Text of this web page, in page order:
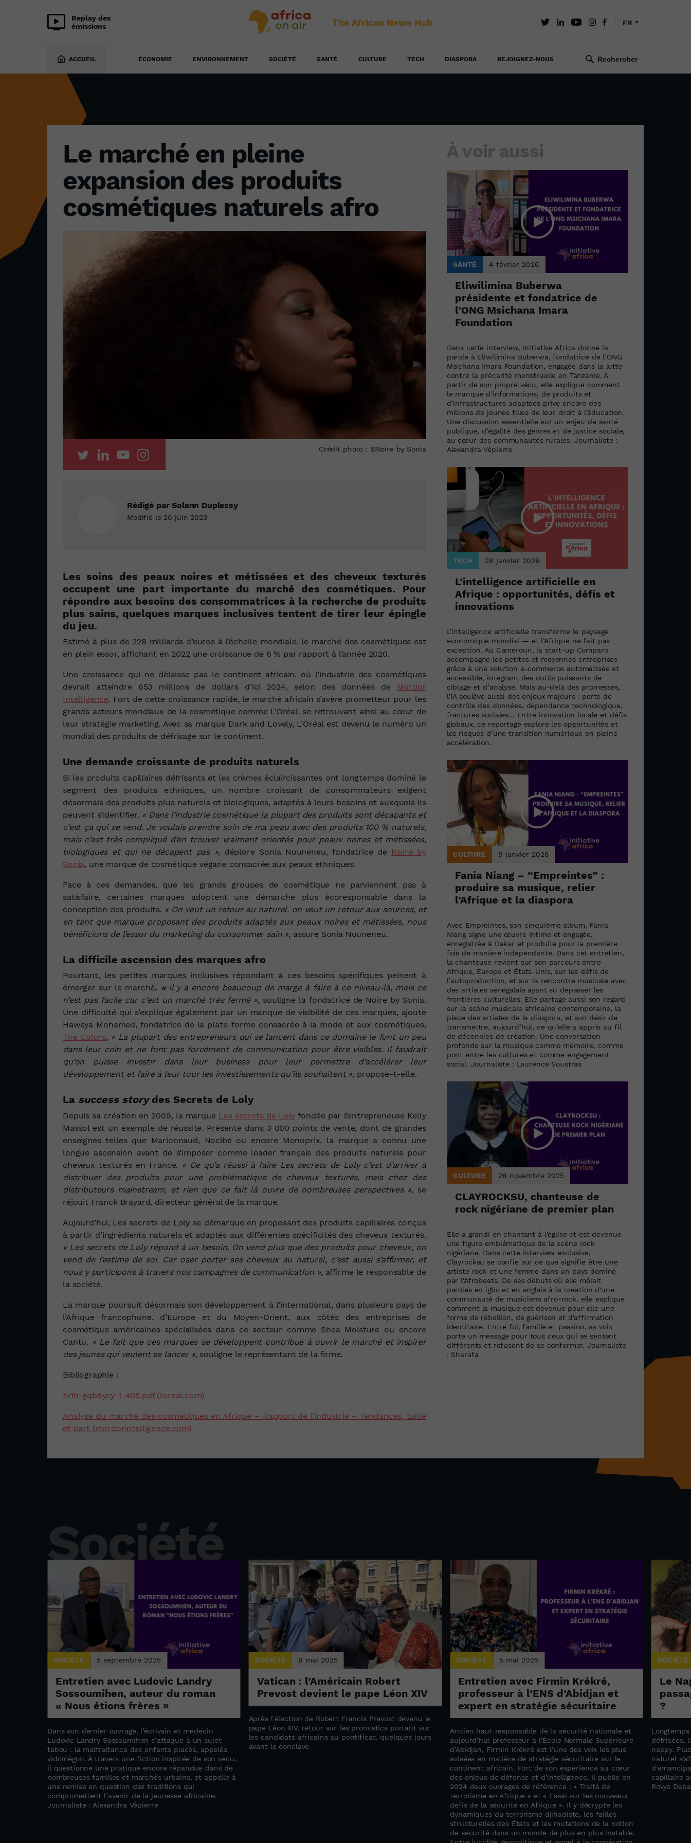
Replay des
émissions
The African News Hub FR
ACCUEIL ÉCONOMIE ENVIRONNEMENT SOCIÉTÉ SANTÉ CULTURE TECH DIASPORA REJOIGNEZ-NOUS
Le marché en pleine
expansion des produits
cosmétiques naturels afro
Crédit photo : ©Noire by Sonia
Rédigé par Solenn Duplessy
Modifié le 20 juin 2023
Les soins des peaux noires et métissées et des cheveux texturés
occupent une part importante du marché des cosmétiques. Pour
répondre aux besoins des consommatrices à la recherche de produits
plus sains, quelques marques inclusives tentent de tirer leur épingle
du jeu.
Estimé à plus de 228 milliards d’euros à l’échelle mondiale, le marché des cosmétiques est
en plein essor, affichant en 2022 une croissance de 6 % par rapport à l’année 2020.
Une croissance qui ne délaisse pas le continent africain, où l’industrie des cosmétiques
devrait atteindre 653 millions de dollars d’ici 2024, selon des données de
Mordor
Intelligence. Fort de cette croissance rapide, le marché africain s’avère prometteur pour les
grands acteurs mondiaux de la cosmétique comme L’Oréal, se retrouvant ainsi au cœur de
leur stratégie marketing. Avec sa marque Dark and Lovely, L’Oréal est devenu le numéro un
mondial des produits de défrisage sur le continent.
Une demande croissante de produits naturels
Si les produits capillaires défrisants et les crèmes éclaircissantes ont longtemps dominé le
segment des produits ethniques, un nombre croissant de consommateurs exigent
désormais des produits plus naturels et biologiques, adaptés à leurs besoins et auxquels ils
peuvent s’identifier. « Dans l’industrie cosmétique la plupart des produits sont décapants et
c’est ça qui se vend. Je voulais prendre soin de ma peau avec des produits 100 % naturels,
mais c’est très compliqué d’en trouver vraiment orientés pour peaux noires et métissées,
biologiques et qui ne décapent pas », déplore Sonia Nouneneu, fondatrice de Noire by
Sonia, une marque de cosmétique végane consacrée aux peaux ethniques.
Face à ces demandes, que les grands groupes de cosmétique ne parviennent pas à
satisfaire, certaines marques adoptent une démarche plus écoresponsable dans la
conception des produits. « On veut un retour au naturel, on veut un retour aux sources, et
en tant que marque proposant des produits adaptés aux peaux noires et métissées, nous
bénéficions de l’essor du marketing du consommer sain », assure Sonia Nouneneu.
La difficile ascension des marques afro
Pourtant, les petites marques inclusives répondant à ces besoins spécifiques peinent à
émerger sur le marché. « Il y a encore beaucoup de marge à faire à ce niveau-là, mais ce
n’est pas facile car c’est un marché très fermé », souligne la fondatrice de Noire by Sonia.
Une difficulté qui s’explique également par un manque de visibilité de ces marques, ajoute
Haweya Mohamed, fondatrice de la plate-forme consacrée à la mode et aux cosmétiques,
The Colors, « La plupart des entrepreneurs qui se lancent dans ce domaine le font un peu
dans leur coin et ne font pas forcément de communication pour être visibles. Il faudrait
qu’on puisse investir dans leur business pour leur permettre d’accélérer leur
développement et faire à leur tour les investissements qu’ils souhaitent », propose-t-elle.
La success storydes Secrets de Loly
Depuis sa création en 2009, la marque Les secrets de Loly fondée par l’entrepreneuse Kelly
Massol est un exemple de réussite. Présente dans 3 000 points de vente, dont de grandes
enseignes telles que Marionnaud, Nocibé ou encore Monoprix, la marque a connu une
longue ascension avant de s’imposer comme leader français des produits naturels pour
cheveux texturés en France. « Ce qu’a réussi à faire Les secrets de Loly c’est d’arriver à
distribuer des produits pour une problématique de cheveux texturés, mais chez des
distributeurs mainstream, et rien que ce fait là ouvre de nombreuses perspectives », se
réjouit Franck Brayard, directeur général de la marque.
Aujourd’hui, Les secrets de Loly se démarque en proposant des produits capillaires conçus
à partir d’ingrédients naturels et adaptés aux différentes spécificités des cheveux texturés.
« Les secrets de Loly répond à un besoin. On vend plus que des produits pour cheveux, on
vend de l’estime de soi. Car oser porter ses cheveux au naturel, c’est aussi s’affirmer, et
nous y participons à travers nos campagnes de communication », affirme le responsable de
la société.
La marque poursuit désormais son développement à l’international, dans plusieurs pays de
l’Afrique francophone, d’Europe et du Moyen-Orient, aux côtés des entreprises de
cosmétique américaines spécialisées dans ce secteur comme Shea Moisture ou encore
Cantu. « Le fait que ces marques se développent contribue à ouvrir le marché et inspirer
des jeunes qui veulent se lancer », souligne le représentant de la firme.
Bibliographie :
tv1h-gqb8ycy-1-405.pdf (loreal.com)
Analyse du marché des cosmétiques en Afrique – Rapport de l’industrie – Tendances, taille
et part (mordorintelligence.com)
À voir aussi
SANTÉ 4 février 2026
Eliwilimina Buberwa
présidente et fondatrice de
l’ONG Msichana Imara
Foundation
Dans cette interview, Initiative Africa donne la
parole à Eliwilimina Buberwa, fondatrice de l’ONG
Msichana Imara Foundation, engagée dans la lutte
contre la précarité menstruelle en Tanzanie. À
partir de son propre vécu, elle explique comment
le manque d’informations, de produits et
d’infrastructures adaptées prive encore des
millions de jeunes filles de leur droit à l’éducation.
Une discussion essentielle sur un enjeu de santé
publique, d’égalité des genres et de justice sociale,
au cœur des communautés rurales. Journaliste :
Alexandra Vépierre
TECH 28 janvier 2026
L’intelligence artificielle en
Afrique : opportunités, défis et
innovations
L’intelligence artificielle transforme le paysage
économique mondial — et l’Afrique ne fait pas
exception. Au Cameroun, la start-up Comparo
accompagne les petites et moyennes entreprises
grâce à une solution e-commerce automatisée et
accessible, intégrant des outils puissants de
ciblage et d’analyse. Mais au-delà des promesses,
l’IA soulève aussi des enjeux majeurs : perte de
contrôle des données, dépendance technologique,
fractures sociales... Entre innovation locale et défis
globaux, ce reportage explore les opportunités et
les risques d’une transition numérique en pleine
accélération.
CULTURE 9 janvier 2026
Fania Niang – “Empreintes” :
produire sa musique, relier
l’Afrique et la diaspora
Avec Empreintes, son cinquième album, Fania
Niang signe une œuvre intime et engagée,
enregistrée à Dakar et produite pour la première
fois de manière indépendante. Dans cet entretien,
la chanteuse revient sur son parcours entre
Afrique, Europe et États-Unis, sur les défis de
l’autoproduction, et sur la rencontre musicale avec
des artistes sénégalais ayant su dépasser les
frontières culturelles. Elle partage aussi son regard
sur la scène musicale africaine contemporaine, la
place des artistes de la diaspora, et son désir de
transmettre, aujourd’hui, ce qu’elle a appris au fil
de décennies de création. Une conversation
profonde sur la musique comme mémoire, comme
pont entre les cultures et comme engagement
social. Journaliste : Laurence Soustras
CULTURE 28 novembre 2025
CLAYROCKSU, chanteuse de
rock nigériane de premier plan
Elle a grandi en chantant à l'église et est devenue
une figure emblématique de la scène rock
nigériane. Dans cette interview exclusive,
Clayrocksu se confie sur ce que signifie être une
artiste rock et une femme dans un pays dominé
par l'Afrobeats. De ses débuts où elle mêlait
paroles en igbo et en anglais à la création d'une
communauté de musiciens afro-rock, elle explique
comment la musique est devenue pour elle une
forme de rébellion, de guérison et d'affirmation
identitaire. Entre foi, famille et passion, sa voix
porte un message pour tous ceux qui se sentent
différents et refusent de se conformer. Journaliste
: Sharafa
Société
SOCIÉTÉ 5 septembre 2025
Entretien avec Ludovic Landry
Sossoumihen, auteur du roman
« Nous étions frères »
Dans son dernier ouvrage, l’écrivain et médecin
Ludovic Landry Sossoumihen s’attaque à un sujet
tabou : la maltraitance des enfants placés, appelés
vidomègon. À travers une fiction inspirée de son vécu,
il questionne une pratique encore répandue dans de
nombreuses familles et marchés urbains, et appelle à
une remise en question des traditions qui
compromettent l’avenir de la jeunesse africaine.
Journaliste : Alexandra Vépierre
SOCIÉTÉ 6 mai 2025
Vatican : l’Américain Robert
Prevost devient le pape Léon XIV
Après l'élection de Robert Francis Prevost devenu le
pape Léon XIV, retour sur les pronostics portant sur
les candidats africains au pontificat, quelques jours
avant le conclave.
SOCIÉTÉ 5 mai 2025
Entretien avec Firmin Krékré,
professeur à l’ENS d’Abidjan et
expert en stratégie sécuritaire
Ancien haut responsable de la sécurité nationale et
aujourd’hui professeur à l’École Normale Supérieure
d’Abidjan, Firmin Krékré est l’une des voix les plus
avisées en matière de stratégie sécuritaire sur le
continent africain. Fort de son expérience au cœur
des enjeux de défense et d’intelligence, il publie en
2024 deux ouvrages de référence : « Traité de
terrorisme en Afrique » et « Essai sur les nouveaux
défis de la sécurité en Afrique ». Il y décrypte les
dynamiques du terrorisme djihadiste, les failles
structurelles des États et les mutations de la notion
de sécurité dans un monde de plus en plus instable.
SOCIÉTÉ
Le
?
défrisées,
nappy.
naturel
capillaire
Rovys